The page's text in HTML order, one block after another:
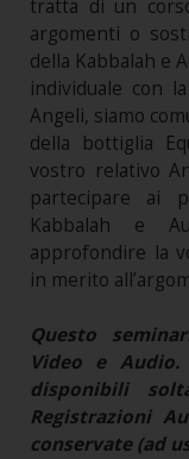
tratta di un
argomenti o
della Kabbalah e
individuale con
Angeli, siamo
della bottiglia
vostro relativo
partecipare ai
Kabbalah e
approfondire la
in merito
Questo
Video e Audio.
disponibili
Registrazioni
conservate (ad